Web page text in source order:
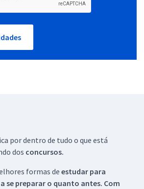
por dentro de tudo o que está
dos concursos.
formas de estudar para
se preparar o quanto antes. Com